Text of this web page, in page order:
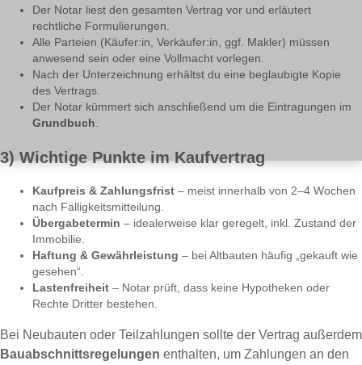
Der Notar liest den gesamten Vertrag vor und erläutert
rechtliche Formulierungen.
Alle Parteien (Käufer:in, Verkäufer:in, ggf. Makler) müssen
anwesend sein oder eine Vollmacht vorlegen.
Nach der Unterzeichnung erhältst du eine beglaubigte Kopie
des Vertrags.
Der Notar kümmert sich anschließend um die Eintragungen im
Grundbuch.
3) Wichtige Punkte im Kaufvertrag
Kaufpreis & Zahlungsfrist – meist innerhalb von 2–4 Wochen
nach Fälligkeitsmitteilung.
Übergabetermin – idealerweise klar geregelt, inkl. Zustand der
Immobilie.
Haftung & Gewährleistung – bei Altbauten häufig „gekauft wie
gesehen“.
Lastenfreiheit – Notar prüft, dass keine Hypotheken oder
Rechte Dritter bestehen.
Bei Neubauten oder Teilzahlungen sollte der Vertrag außerdem
Bauabschnittsregelungen enthalten, um Zahlungen an den